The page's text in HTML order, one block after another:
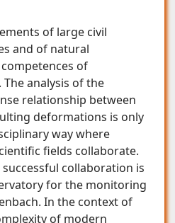
of large civil
and of natural
of
analysis of the
relationship between
deformations is only
way where
fields collaborate.
collaboration is
for the monitoring
In the context of
of modern